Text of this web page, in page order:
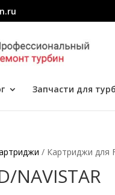
Запчасти для
/ Картриджи для
NAVISTAR